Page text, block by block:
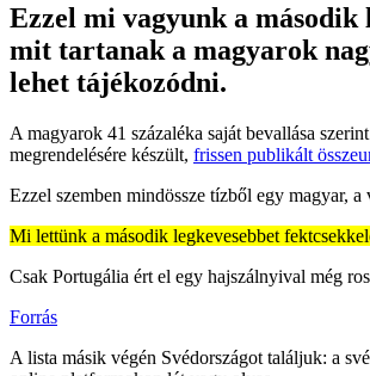
Ezzel mi vagyunk a
mit tartanak a magyarok
lehet tájékozódni.
A magyarok 41 százaléka saját bevallása
megrendelésére készült, frissen publikált
Ezzel szemben mindössze tízből egy magyar,
Mi lettünk a második legkevesebbet
Csak Portugália ért el egy hajszálnyival még
Forrás
A lista másik végén Svédországot találjuk: a